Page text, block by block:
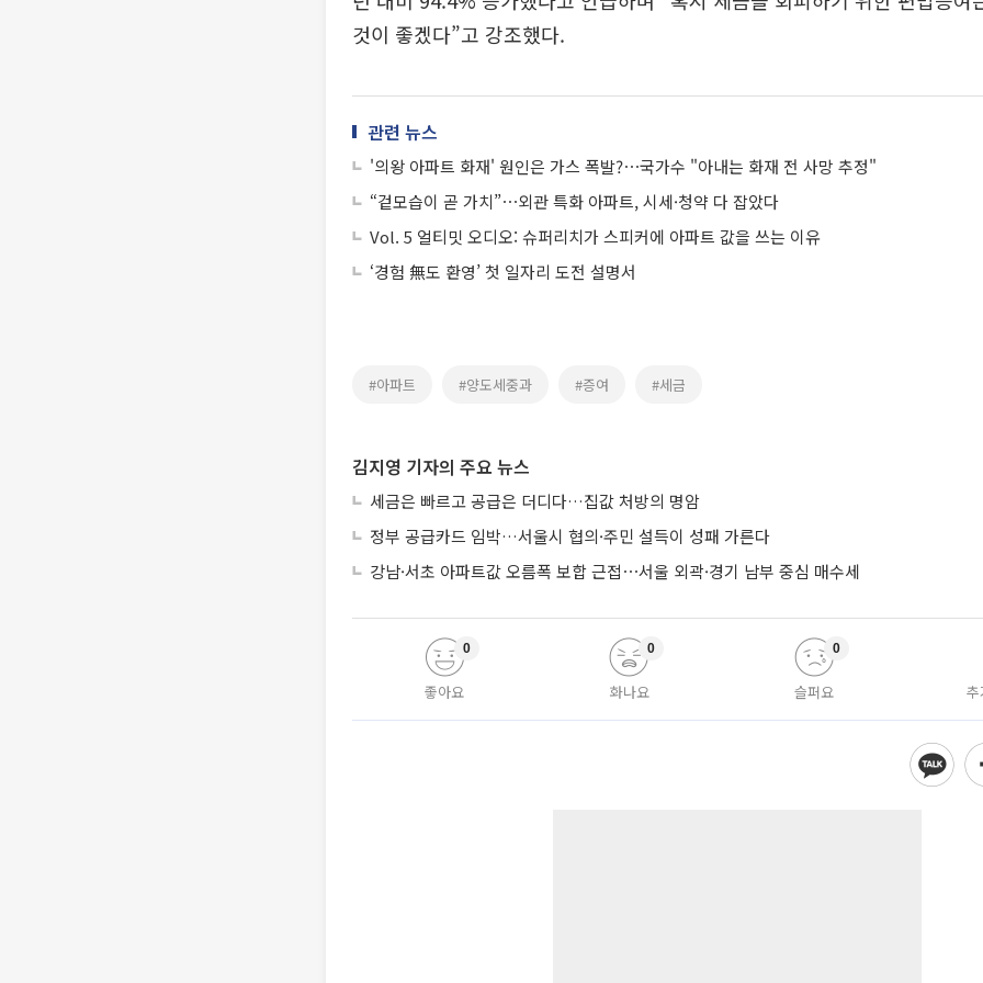
것이 좋겠다”고 강조했다.
관련 뉴스
'의왕 아파트 화재' 원인은 가스 폭발?⋯국가수 "아내는 화재 전 사망 추정"
“겉모습이 곧 가치”⋯외관 특화 아파트, 시세·청약 다 잡았다
Vol. 5 얼티밋 오디오: 슈퍼리치가 스피커에 아파트 값을 쓰는 이유
‘경험 無도 환영’ 첫 일자리 도전 설명서
#아파트 #양도세중과 #증여 #세금
김지영 기자의 주요 뉴스
세금은 빠르고 공급은 더디다…집값 처방의 명암
정부 공급카드 임박…서울시 협의·주민 설득이 성패 가른다
강남·서초 아파트값 오름폭 보합 근접⋯서울 외곽·경기 남부 중심 매수세
좋아요
0
화나요
0
슬퍼요
0